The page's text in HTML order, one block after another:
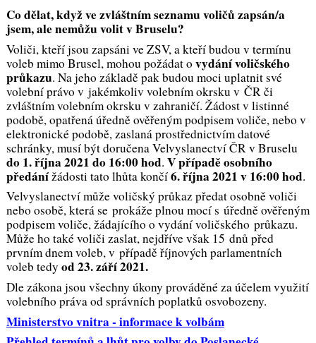
Co dělat, když ve zvláštním seznamu voličů zapsán/a
jsem, ale nemůžu volit v Bruselu?
Voliči, kteří jsou zapsáni ve ZSV, a kteří budou v termínu
voleb mimo Brusel, mohou požádat o vydání voličského
průkazu. Na jeho základě pak budou moci uplatnit své
volební právo v jakémkoliv volebním okrsku v ČR či
zvláštním volebním okrsku v zahraničí. Žádost v listinné
podobě, opatřená úředně ověřeným podpisem voliče, nebo v
elektronické podobě, zaslaná prostřednictvím datové
schránky, musí být doručena Velvyslanectví ČR v Bruselu
do 1. října 2021 do 16:00 hod. V případě osobního
předánížádosti tato lhůta končí6. října 2021 v 16:00 hod.
Velvyslanectví může voličský průkaz předat osobně voliči
nebo osobě, která se prokáže plnou mocí s úředně ověřeným
podpisem voliče, žádajícího o vydání voličského průkazu.
Může ho také voliči zaslat, nejdříve však 15 dnů před
prvním dnem voleb, v případě říjnových parlamentních
voleb tedy od 23. září 2021.
Dle zákona jsou všechny úkony prováděné za účelem využití
volebního práva od správních poplatků osvobozeny.
Ministerstvo vnitra - informace k volbám